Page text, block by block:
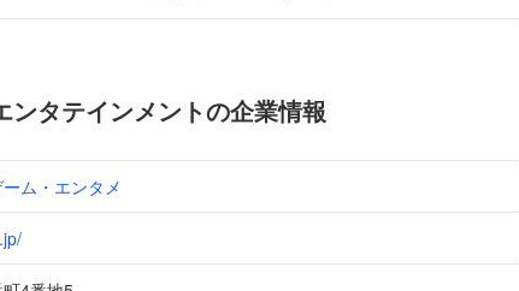
タテインメントの企業情報
ム・エンタメ